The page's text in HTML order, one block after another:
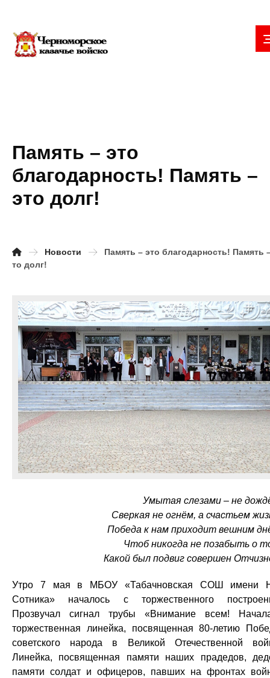
Память – это
благодарность! Память –
это долг!
Новости
Память – это благодарность! Память
то долг!
Умытая слезами – не
Сверкая не огнём, а счастьем
Победа к нам приходит вешним
Чтоб никогда не позабыть о
Какой был подвиг совершен
Утро 7 мая в МБОУ «Табачновская СОШ имени
Сотника» началось с торжественного
Прозвучал сигнал трубы «Внимание всем!
торжественная линейка, посвященная 80-летию
советского народа в Великой Отечественной
Линейка, посвященная памяти наших прадедов,
памяти солдат и офицеров, павших на фронтах